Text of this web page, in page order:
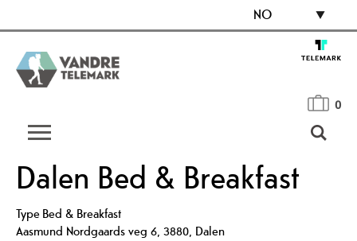
NO
0
Dalen Bed & Breakfast
TypeBed & Breakfast
Aasmund Nordgaards veg 6, 3880, Dalen